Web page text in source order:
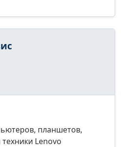
планшетов,
Lenovo